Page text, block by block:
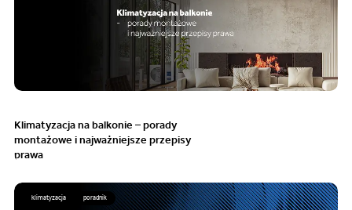
Klimatyzacja na balkonie – porady
montażowe i najważniejsze przepisy
prawa
klimatyzacja poradnik